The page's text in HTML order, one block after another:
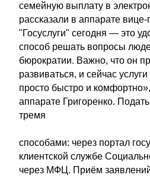
семейную выплату в
рассказали в аппарате
"Госуслуги" сегодня — это
способ решать вопросы
бюрократии. Важно, что он
развиваться, и сейчас
просто быстро и
аппарате Григоренко.
тремя
способами: через портал
клиентской службе
через МФЦ. Приём